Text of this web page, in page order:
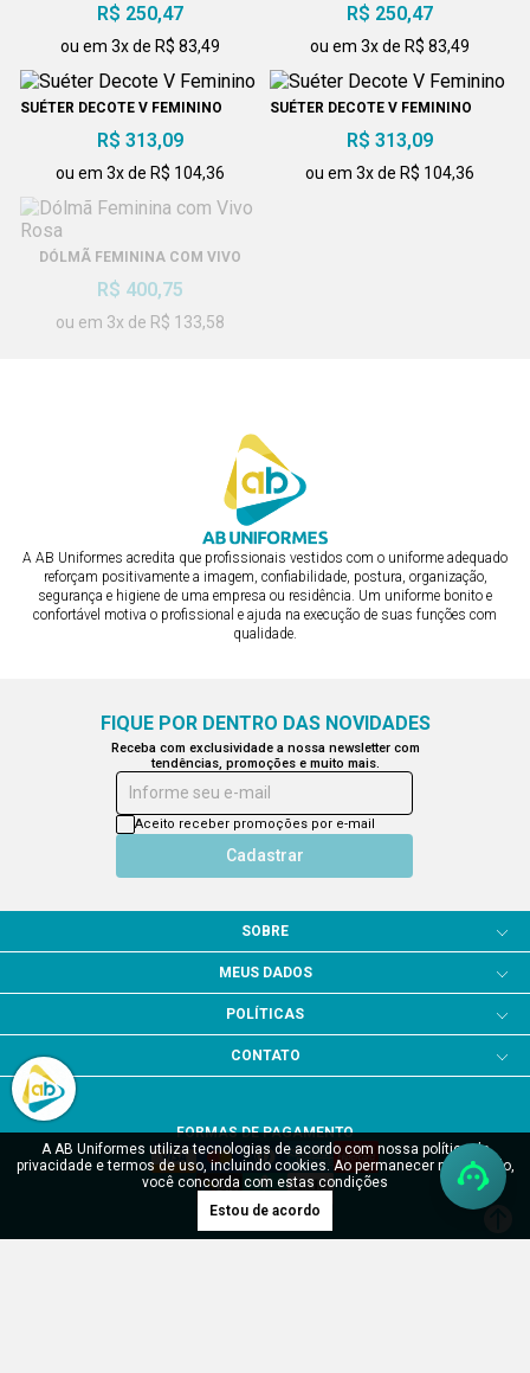
R$ 250,47
ou em 3x de R$ 83,49
R$ 250,47
ou em 3x de R$ 83,49
SUÉTER DECOTE V FEMININO
R$ 313,09
ou em 3x de R$ 104,36
SUÉTER DECOTE V FEMININO
R$ 313,09
ou em 3x de R$ 104,36
DÓLMÃ FEMININA COM VIVO
R$ 400,75
ou em 3x de R$ 133,58
A AB Uniformes acredita que profissionais vestidos com o uniforme adequado
reforçam positivamente a imagem, confiabilidade, postura, organização,
segurança e higiene de uma empresa ou residência. Um uniforme bonito e
confortável motiva o profissional e ajuda na execução de suas funções com
qualidade.
FIQUE POR DENTRO DAS NOVIDADES
Receba com exclusividade a nossa newsletter com
tendências, promoções e muito mais.
Informe seu e-mail
Cadastrar
Aceito receber promoções por e-mail
SOBRE
MEUS DADOS
POLÍTICAS
CONTATO
FORMAS DE PAGAMENTO
A AB Uniformes utiliza tecnologias de acordo com nossa política de
privacidade e termos de uso, incluindo cookies. Ao permanecer navegando,
você concorda com estas condições
Estou de acordo